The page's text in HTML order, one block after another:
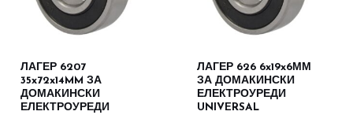
ЛАГЕР 6207
35x72x14MM ЗА
ДОМАКИНСКИ
ЕЛЕКТРОУРЕДИ
ЛАГЕР 626 6x19x6ММ
ЗА ДОМАКИНСКИ
ЕЛЕКТРОУРЕДИ
UNIVERSAL